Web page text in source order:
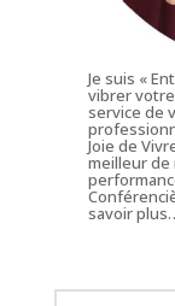
Je suis «
vibrer
service de
Joie de
meilleur
savoir